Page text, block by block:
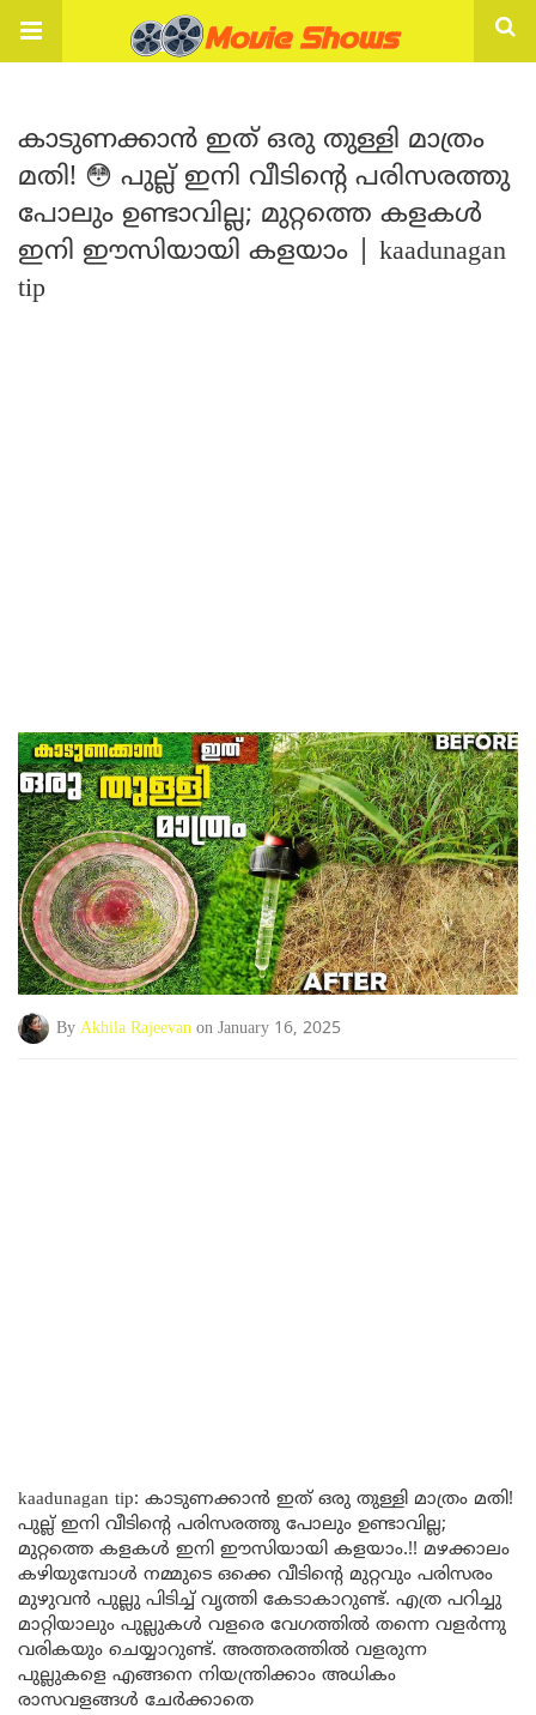
കാടുണക്കാൻ ഇത് ഒരു തുള്ളി മാത്രം
മതി! 😳 പുല്ല് ഇനി വീടിന്റെ പരിസരത്തു
പോലും ഉണ്ടാവില്ല; മുറ്റത്തെ കളകൾ
ഇനി ഈസിയായി കളയാം | kaadunagan
tip
By Akhila Rajeevan on January 16, 2025
kaadunagan tip: കാടുണക്കാൻ ഇത് ഒരു തുള്ളി മാത്രം മതി!
പുല്ല് ഇനി വീടിന്റെ പരിസരത്തു പോലും ഉണ്ടാവില്ല;
മുറ്റത്തെ കളകൾ ഇനി ഈസിയായി കളയാം.!! മഴക്കാലം
കഴിയുമ്പോൾ നമ്മുടെ ഒക്കെ വീടിന്റെ മുറ്റവും പരിസരം
മുഴുവൻ പുല്ലു പിടിച്ച് വൃത്തി കേടാകാറുണ്ട്. എത്ര പറിച്ചു
മാറ്റിയാലും പുല്ലുകൾ വളരെ വേഗത്തിൽ തന്നെ വളർന്നു
വരികയും ചെയ്യാറുണ്ട്. അത്തരത്തിൽ വളരുന്ന
പുല്ലുകളെ എങ്ങനെ നിയന്ത്രിക്കാം അധികം
രാസവളങ്ങൾ ചേർക്കാതെ